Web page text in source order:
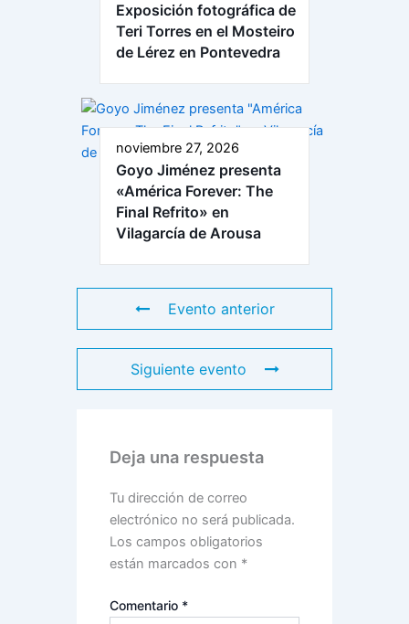
Exposición fotográfica de
Teri Torres en el Mosteiro
de Lérez en Pontevedra
noviembre 27, 2026
Goyo Jiménez presenta
«América Forever: The
Final Refrito» en
Vilagarcía de Arousa
Evento anterior
Siguiente evento
Deja una respuesta
Tu dirección de correo
electrónico no será publicada.
Los campos obligatorios
están marcados con *
Comentario *